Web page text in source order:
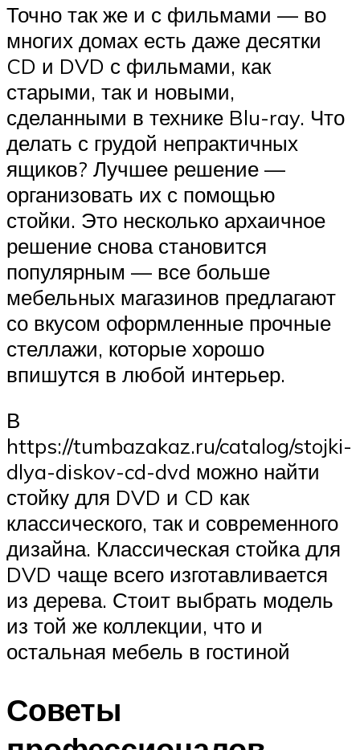
Точно так же и с фильмами — во
многих домах есть даже десятки
CD и DVD с фильмами, как
старыми, так и новыми,
сделанными в технике Blu-ray. Что
делать с грудой непрактичных
ящиков? Лучшее решение —
организовать их с помощью
стойки. Это несколько архаичное
решение снова становится
популярным — все больше
мебельных магазинов предлагают
со вкусом оформленные прочные
стеллажи, которые хорошо
впишутся в любой интерьер.
В
https://tumbazakaz.ru/catalog/stojki-
dlya-diskov-cd-dvd можно найти
стойку для DVD и CD как
классического, так и современного
дизайна. Классическая стойка для
DVD чаще всего изготавливается
из дерева. Стоит выбрать модель
из той же коллекции, что и
остальная мебель в гостиной
Советы